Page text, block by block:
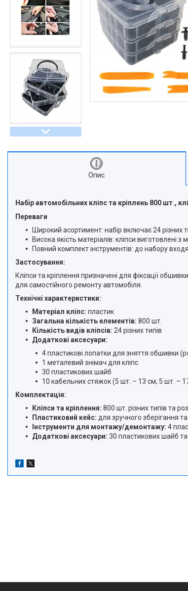
Опис
Набір автомобільних кліпс та кріплень 800 шт.,
Переваги
Широкий асортимент: набір включає 24 різних
Висока якість матеріалів: кліпси
Повний комплект інструментів: до набору
Застосування:
Кліпси та кріплення призначені для фіксації
для самостійного ремонту автомобіля.
Технічні характеристики:
Матеріал кліпс: пластик
Загальна кількість елементів: 800 шт.
Кількість видів кліпсів: 24 різних типів
Додаткові аксесуари:
4 пластикові лопатки для зняття обшивки
1 металевий знімач для кліпс
30 пластикових шайб
10 кабельних стяжок (5 шт. – 13 см; 5 шт. –
Комплектація:
Кліпси та кріплення: 800 шт. різних типів та
Пластиковий кейс: для зручного зберігання
Інструменти для монтажу/демонтажу: 4
Додаткові аксесуари: 30 пластикових шайб